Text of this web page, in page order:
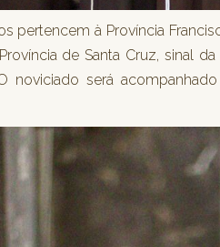
pertencem à Província
de Santa Cruz, sinal
noviciado será